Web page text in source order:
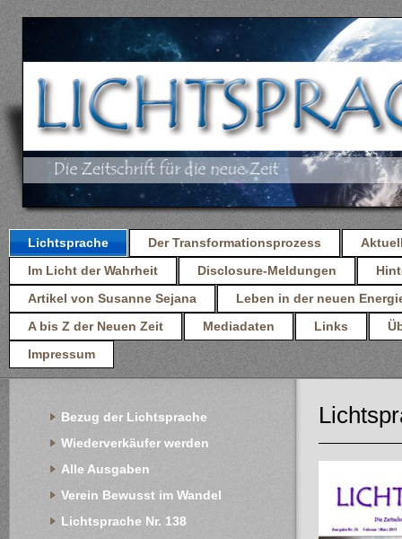
Lichtsprache Der Transformationsprozess
Im Licht der Wahrheit
Disclosure-Meldungen
Artikel von Susanne Sejana
Leben in der neuen
A bis Z der Neuen Zeit
Mediadaten Links
Impressum
Bezug der Lichtsprache
Wiederverkäufer werden
Alle Ausgaben
Verein Bewusst im Wandel
Lichtsprache Nr. 138